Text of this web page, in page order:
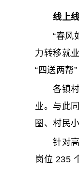
线上
“春风如
力转移就
“四送两帮
各镇村
业。与此
圈、村民
针对高校
岗位 235